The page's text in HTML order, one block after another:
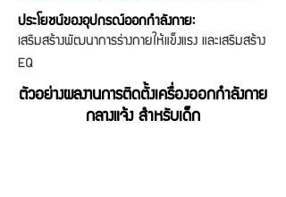
ประโยชน์ของอุปกรณ์ออกกำลังกาย:
เสริมสร้างพัฒนาการร่างกายให้แข็งแรง และเสริมสร้าง
EQ
ตัวอย่างผลงานการติดตั้งเครื่องออกกำลังกาย
กลางแจ้ง สำหรับเด็ก